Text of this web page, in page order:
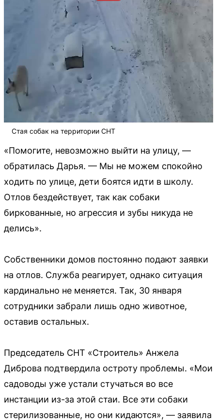
Стая собак на территории СНТ
«Помогите, невозможно выйти на улицу, —
обратилась Дарья. — Мы не можем спокойно
ходить по улице, дети боятся идти в школу.
Отлов бездействует, так как собаки
биркованные, но агрессия и зубы никуда не
делись».
Собственники домов постоянно подают заявки
на отлов. Служба реагирует, однако ситуация
кардинально не меняется. Так, 30 января
сотрудники забрали лишь одно животное,
оставив остальных.
Председатель СНТ «Строитель» Анжела
Диброва подтвердила остроту проблемы. «Мои
садоводы уже устали стучаться во все
инстанции из-за этой стаи. Все эти собаки
стерилизованные, но они кидаются», — заявила